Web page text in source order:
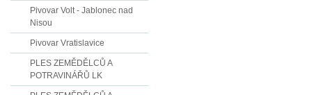
Pivovar Volt - Jablonec nad
Nisou
Pivovar Vratislavice
PLES ZEMĚDĚLCŮ A
POTRAVINÁŘŮ LK